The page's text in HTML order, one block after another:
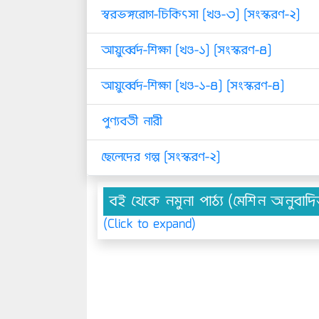
স্বরভঙ্গরোগ-চিকিৎসা [খণ্ড-৩] [সংস্করণ-২]
আয়ুর্ব্বেদ-শিক্ষা [খণ্ড-১] [সংস্করণ-৪]
আয়ুর্ব্বেদ-শিক্ষা [খণ্ড-১-৪] [সংস্করণ-৪]
পুণ্যবতী নারী
ছেলেদের গল্প [সংস্করণ-২]
বই থেকে নমুনা পাঠ্য (মেশিন
(Click to expand)